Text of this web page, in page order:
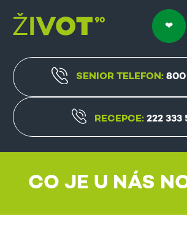
SENIOR TELEFON:800
RECEPCE:222 333
CO JE U NÁS